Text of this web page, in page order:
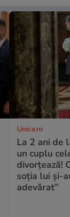
Unica.ro
La 2 ani de
un cuplu
divorțează!
soția lui și-
adevărat”